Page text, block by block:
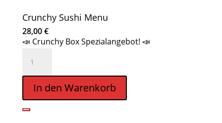
Crunchy Sushi Menu
28,00€
📣 Crunchy Box Spezialangebot! 📣
Sushi
Menge
In den Warenkorb